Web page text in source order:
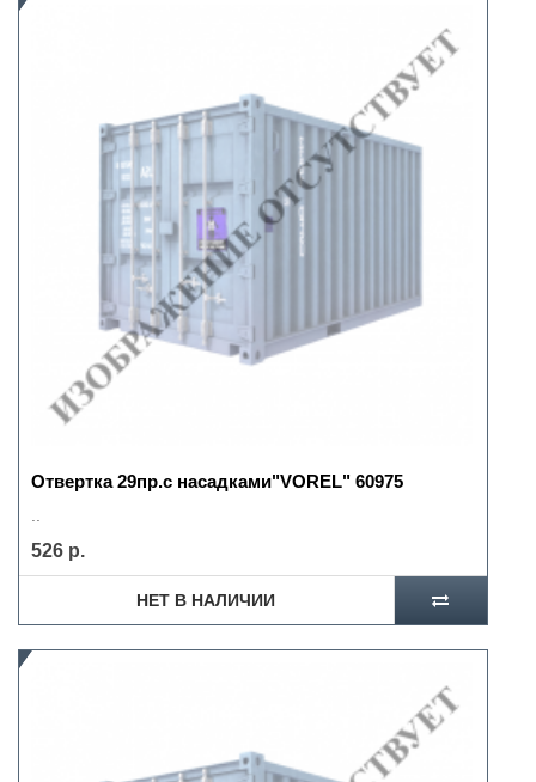
Отвертка 29пр.с насадками"VOREL" 60975
526 р.
НЕТ В НАЛИЧИИ